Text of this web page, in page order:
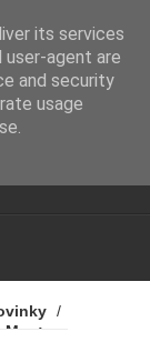
/
Man:
its services
user-agent are
and security
usage